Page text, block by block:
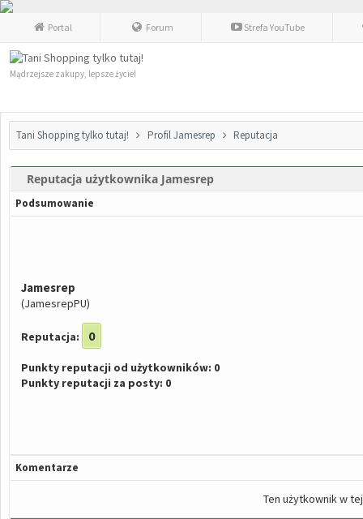
Portal Forum Strefa YouTube
Mądrzejsze zakupy, lepsze życie!
Tani Shopping tylko tutaj! Profil Jamesrep Reputacja
Reputacja użytkownika Jamesrep
Podsumowanie
Jamesrep
(JamesrepPU)
Reputacja: 0
Punkty reputacji od użytkowników: 0
Punkty reputacji za posty: 0
Komentarze
Ten użytkownik w